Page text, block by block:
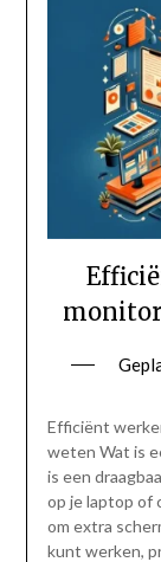
Efficiënt
weten Wat is
is een
op je laptop of
om extra
kunt werken,